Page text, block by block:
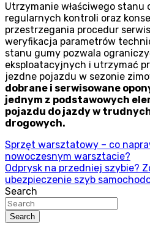
Utrzymanie właściwego stanu
regularnych kontroli oraz
przestrzegania procedur
weryfikacja parametrów
stanu gumy pozwala
eksploatacyjnych i utrzymać
jezdne pojazdu w sezonie
dobrane i serwisowane
jednym z podstawowych
pojazdu do jazdy w
drogowych.
Nawigacja
wpisu
Sprzęt warsztatowy – co
nowoczesnym warsztacie?
Odprysk na przedniej szybie?
ubezpieczenie szyb
Search
Search